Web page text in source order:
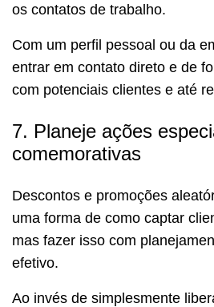
os contatos de trabalho.
Com um perfil pessoal ou da
entrar em contato direto e de
com potenciais clientes e até
7. Planeje ações
comemorativas
Descontos e promoções
uma forma de como captar
mas fazer isso com
efetivo.
Ao invés de simplesmente